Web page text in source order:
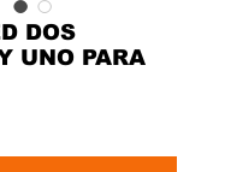
DOS
UNO PARA